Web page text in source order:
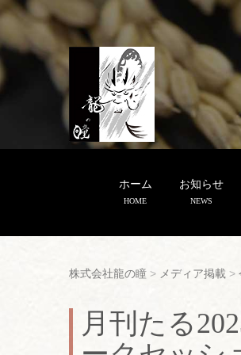
ホーム
HOME
お知らせ
NEWS
株式会社龍の瞳 > メディア掲載 >
月刊たる